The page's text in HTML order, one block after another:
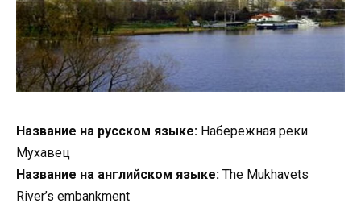
Название на русском языке: Набережная реки
Мухавец
Название на английском языке: The Mukhavets
River’s embankment